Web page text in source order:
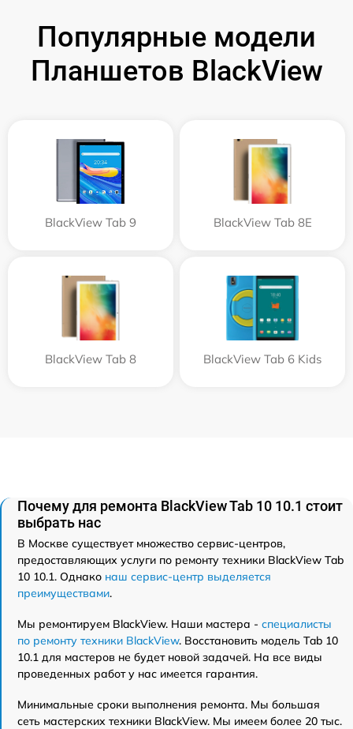
Популярные модели
Планшетов BlackView
BlackView Tab 9 BlackView Tab 8E
BlackView Tab 8 BlackView Tab 6 Kids
Почему для ремонта BlackView Tab 10 10.1 стоит
выбрать нас
В Москве существует множество сервис-центров,
предоставляющих услуги по ремонту техники BlackView Tab
10 10.1. Однако наш сервис-центр выделяется
преимуществами.
Мы ремонтируем BlackView. Наши мастера - специалисты
по ремонту техники BlackView. Восстановить модель Tab 10
10.1 для мастеров не будет новой задачей. На все виды
проведенных работ у нас имеется гарантия.
Минимальные сроки выполнения ремонта. Мы большая
сеть мастерских техники BlackView. Мы имеем более 20 тыс.